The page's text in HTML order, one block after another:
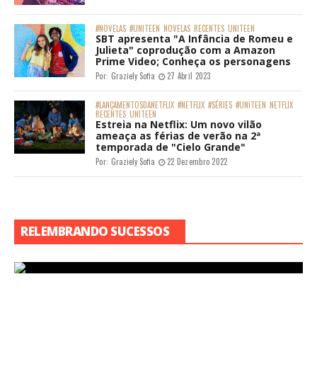
#NOVELAS #UNITEEN NOVELAS RECENTES UNITEEN
SBT apresenta "A Infância de Romeu e
Julieta" coprodução com a Amazon
Prime Video; Conheça os personagens
Por: Graziely Sofia 27 Abril 2023
#LANÇAMENTOSDANETFLIX #NETFLIX #SÉRIES #UNITEEN NETFLIX
RECENTES UNITEEN
Estreia na Netflix: Um novo vilão
ameaça as férias de verão na 2ª
temporada de "Cielo Grande"
Por: Graziely Sofia 22 Dezembro 2022
RELEMBRANDO SUCESSOS